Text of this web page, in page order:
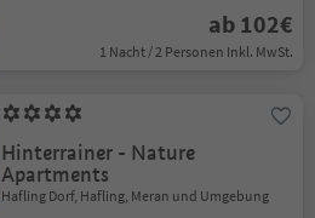
ab 102€
1 Nacht / 2 Personen Inkl. MwSt.
Hinterrainer - Nature
Apartments
Hafling Dorf, Hafling, Meran und Umgebung